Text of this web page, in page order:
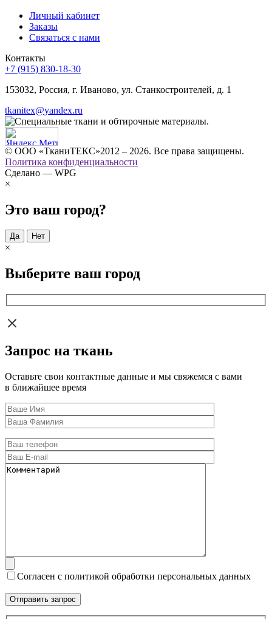
Личный кабинет
Заказы
Связаться с нами
Контакты
+7 (915) 830-18-30
153032, Россия, г. Иваново, ул. Станкостроителей, д. 1
tkanitex@yandex.ru
© ООО «ТканиТЕКС»2012 – 2026. Все права защищены.
Политика конфиденциальности
Сделано — WPG
×
Это ваш город?
Да Нет
×
Выберите ваш город
Запрос на ткань
Оставьте свои контактные данные и мы свяжемся с вами
в ближайшее время
Согласен с политикой обработки персональных данных